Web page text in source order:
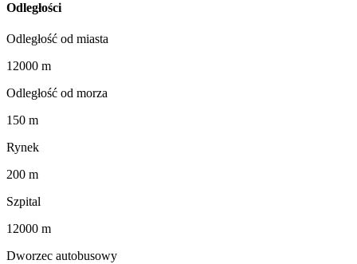
Odległości
Odległość od miasta
12000 m
Odległość od morza
150 m
Rynek
200 m
Szpital
12000 m
Dworzec autobusowy